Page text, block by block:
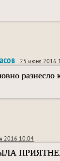
25 июня 2016
разнесло
2016 10:04